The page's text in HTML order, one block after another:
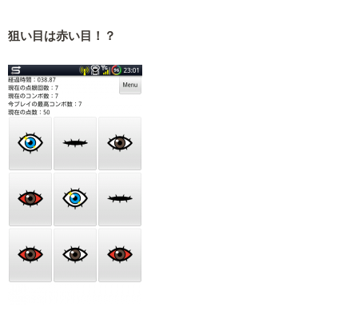
狙い目は赤い目！？